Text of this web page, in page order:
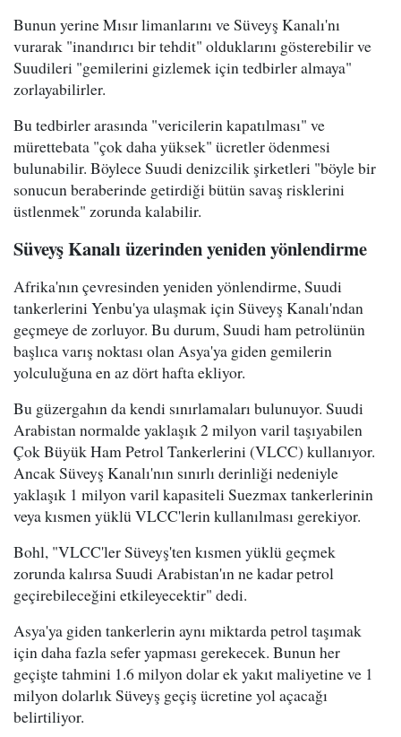
Bunun yerine Mısır limanlarını ve Süveyş Kanalı'nı
vurarak "inandırıcı bir tehdit" olduklarını gösterebilir ve
Suudileri "gemilerini gizlemek için tedbirler almaya"
zorlayabilirler.
Bu tedbirler arasında "vericilerin kapatılması" ve
mürettebata "çok daha yüksek" ücretler ödenmesi
bulunabilir. Böylece Suudi denizcilik şirketleri "böyle bir
sonucun beraberinde getirdiği bütün savaş risklerini
üstlenmek" zorunda kalabilir.
Süveyş Kanalı üzerinden yeniden yönlendirme
Afrika'nın çevresinden yeniden yönlendirme, Suudi
tankerlerini Yenbu'ya ulaşmak için Süveyş Kanalı'ndan
geçmeye de zorluyor. Bu durum, Suudi ham petrolünün
başlıca varış noktası olan Asya'ya giden gemilerin
yolculuğuna en az dört hafta ekliyor.
Bu güzergahın da kendi sınırlamaları bulunuyor. Suudi
Arabistan normalde yaklaşık 2 milyon varil taşıyabilen
Çok Büyük Ham Petrol Tankerlerini (VLCC) kullanıyor.
Ancak Süveyş Kanalı'nın sınırlı derinliği nedeniyle
yaklaşık 1 milyon varil kapasiteli Suezmax tankerlerinin
veya kısmen yüklü VLCC'lerin kullanılması gerekiyor.
Bohl, "VLCC'ler Süveyş'ten kısmen yüklü geçmek
zorunda kalırsa Suudi Arabistan'ın ne kadar petrol
geçirebileceğini etkileyecektir" dedi.
Asya'ya giden tankerlerin aynı miktarda petrol taşımak
için daha fazla sefer yapması gerekecek. Bunun her
geçişte tahmini 1.6 milyon dolar ek yakıt maliyetine ve 1
milyon dolarlık Süveyş geçiş ücretine yol açacağı
belirtiliyor.